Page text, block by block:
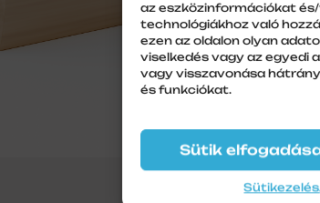
az eszközinformációkat
technológiákhoz való
ezen az oldalon olyan
viselkedés vagy az egyedi
vagy visszavonása
és funkciókat.
Sütik
Sütikezelés